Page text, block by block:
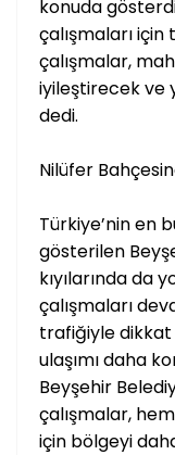
konuda
çalışmaları
çalışmalar,
iyileştirecek ve
dedi.
Nilüfer
Türkiye’nin en
gösterilen
kıyılarında da
çalışmaları
trafiğiyle
ulaşımı daha
Beyşehir
çalışmalar,
için bölgeyi